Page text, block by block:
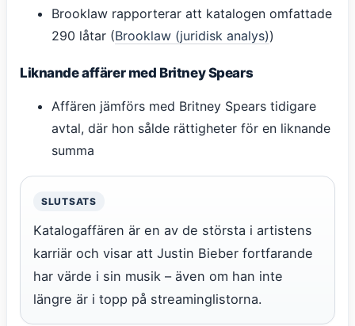
Brooklaw rapporterar att katalogen omfattade
290 låtar (Brooklaw (juridisk analys))
Liknande affärer med Britney Spears
Affären jämförs med Britney Spears tidigare
avtal, där hon sålde rättigheter för en liknande
summa
SLUTSATS
Katalogaffären är en av de största i artistens
karriär och visar att Justin Bieber fortfarande
har värde i sin musik – även om han inte
längre är i topp på streaminglistorna.